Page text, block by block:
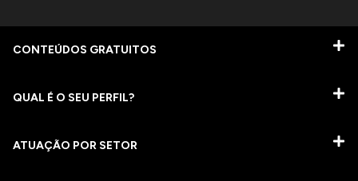
CONTEÚDOS GRATUITOS
QUAL É O SEU PERFIL?
ATUAÇÃO POR SETOR